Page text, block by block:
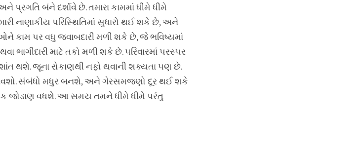
બંને દર્શાવે છે. તમારા કામમાં ધીમે ધીમે
નાણાકીય પરિસ્થિતિમાં સુધારો થઈ શકે છે, અને
કામ પર વધુ જવાબદારી મળી શકે છે, જે ભવિષ્યમાં
ભાગીદારી માટે તકો મળી શકે છે. પરિવારમાં પરસ્પર
થશે. જૂના રોકાણથી નફો થવાની શક્યતા પણ છે.
સંબંધો મધુર બનશે, અને ગેરસમજણો દૂર થઈ શકે
જોડાણ વધશે. આ સમય તમને ધીમે ધીમે પરંતુ